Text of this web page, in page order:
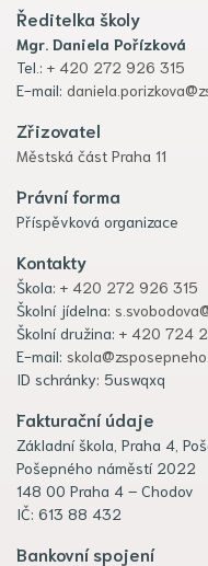
Ředitelka školy
Mgr. Daniela Pořízková
Tel.: + 420 272 926 315
E-mail:
Zřizovatel
Městská část Praha 11
Právní forma
Příspěvková organizace
Kontakty
Škola: + 420 272 926 315
Školní jídelna:
Školní družina: + 420 724
E-mail:
ID schránky: 5uswqxq
Fakturační údaje
Základní škola, Praha 4,
Pošepného náměstí 2022
148 00 Praha 4 – Chodov
IČ: 613 88 432
Bankovní spojení